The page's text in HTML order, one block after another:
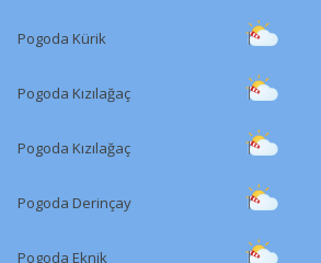
Pogoda Kürik
Pogoda Kızılağaç
Pogoda Kızılağaç
Pogoda Derinçay
Pogoda Eknik